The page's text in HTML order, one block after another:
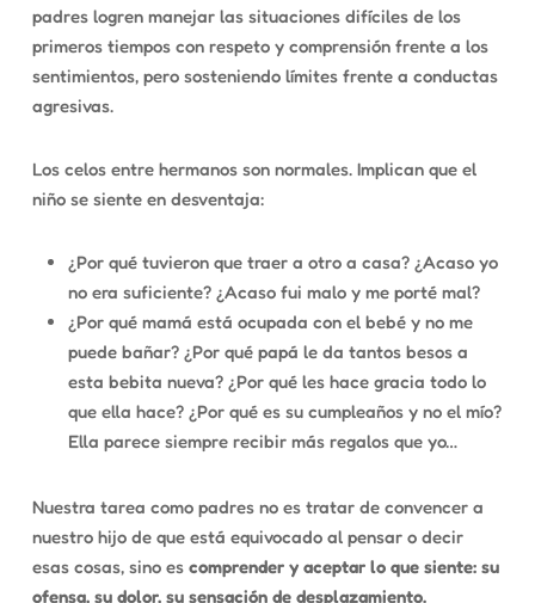
padres logren manejar las situaciones difíciles de los
primeros tiempos con respeto y comprensión frente a los
sentimientos, pero sosteniendo límites frente a conductas
agresivas.
Los celos entre hermanos son normales. Implican que el
niño se siente en desventaja:
¿Por qué tuvieron que traer a otro a casa? ¿Acaso yo
no era suficiente? ¿Acaso fui malo y me porté mal?
¿Por qué mamá está ocupada con el bebé y no me
puede bañar? ¿Por qué papá le da tantos besos a
esta bebita nueva? ¿Por qué les hace gracia todo lo
que ella hace? ¿Por qué es su cumpleaños y no el mío?
Ella parece siempre recibir más regalos que yo…
Nuestra tarea como padres no es tratar de convencer a
nuestro hijo de que está equivocado al pensar o decir
esas cosas, sino es comprender y aceptar lo que siente: su
ofensa, su dolor, su sensación de desplazamiento.